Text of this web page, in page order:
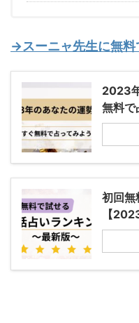
→スーニャ先生に無料
2023
無料で
初回無
【